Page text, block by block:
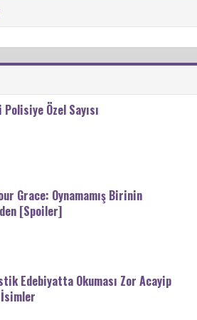
Polisiye Özel Sayısı
Grace: Oynamamış Birinin
[Spoiler]
Edebiyatta Okuması Zor Acayip